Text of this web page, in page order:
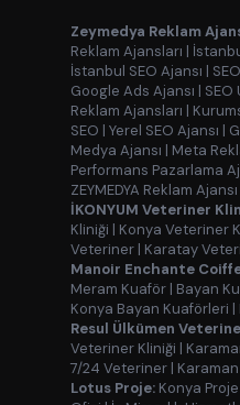
Zeymedya Reklam
Reklam Ajansları |
İstanbul SEO Ajansı |
Google Ads Ajansı | SEO
Reklam Ajansları |
SEO | Yerel SEO Ajansı |
Medya Ajansı | Meta
Performans Pazarlama
ZEYMEDYA Reklam Ajansı
İKONYUM Veteriner
Kliniği | Konya Veteriner
Veteriner | Karatay
Manoir Enchante
Meram Kuaför | Bayan
Konya Bayan Kuaförleri |
Resul Ülkümen
Veteriner Kliniği |
7/24 Veteriner |
Lotus Proje: Konya